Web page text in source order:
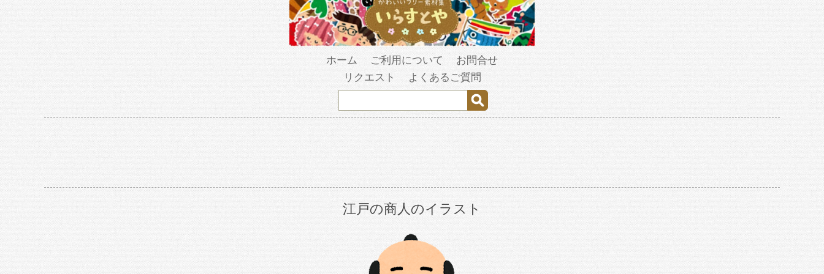
ホーム ご利用について
お問合せ
リクエスト
よくあるご質問
江戸の商人のイラスト